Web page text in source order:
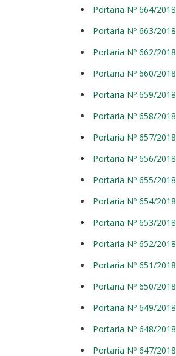
Portaria Nº 664/2018
Portaria Nº 663/2018
Portaria Nº 662/2018
Portaria Nº 660/2018
Portaria Nº 659/2018
Portaria Nº 658/2018
Portaria Nº 657/2018
Portaria Nº 656/2018
Portaria Nº 655/2018
Portaria Nº 654/2018
Portaria Nº 653/2018
Portaria Nº 652/2018
Portaria Nº 651/2018
Portaria Nº 650/2018
Portaria Nº 649/2018
Portaria Nº 648/2018
Portaria Nº 647/2018